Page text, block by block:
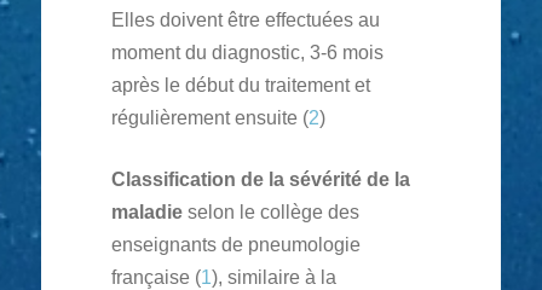
Elles doivent être effectuées au
moment du diagnostic, 3-6 mois
après le début du traitement et
régulièrement ensuite (2)
Classification de la sévérité de la
maladieselon le collège des
enseignants de pneumologie
française (1), similaire à la